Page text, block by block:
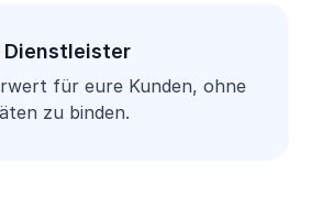
Dienstleister
für eure Kunden, ohne
zu binden.